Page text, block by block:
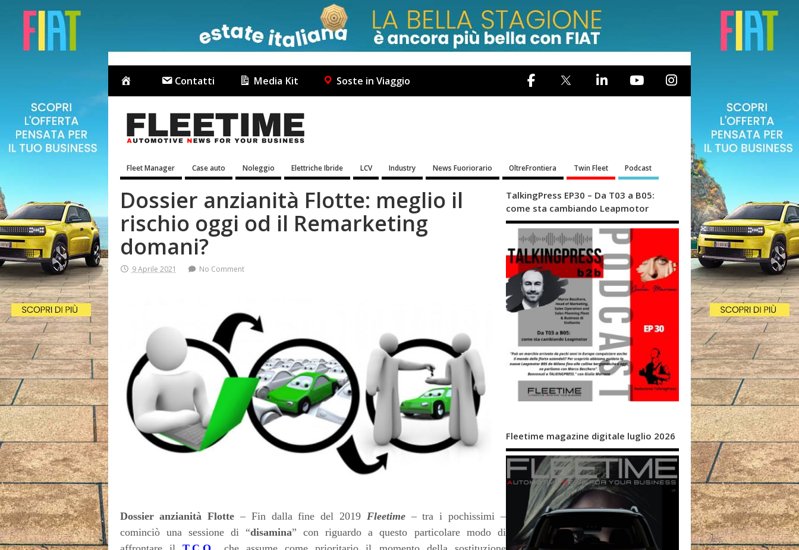
Contatti Media Kit Soste in Viaggio
Fleet Manager Case auto Noleggio Elettriche Ibride LCV Industry News Fuoriorario OltreFrontiera Twin Fleet Podcast
Dossier anzianità Flotte: meglio il
rischio oggi od il Remarketing
domani?
9 Aprile 2021 No Comment
Dossier anzianità Flotte – Fin dalla fine del 2019 Fleetime – tra i pochissimi –
cominciò una sessione di “disamina” con riguardo a questo particolare modo di
TalkingPress EP30 – Da T03 a B05:
come sta cambiando Leapmotor
Fleetime magazine digitale luglio 2026